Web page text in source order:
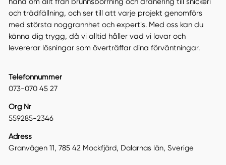
och trädfällning, och ser till att varje projekt genomförs
med största noggrannhet och expertis. Med oss kan du
känna dig trygg, då vi alltid håller vad vi lovar och
levererar lösningar som överträffar dina förväntningar.
Telefonnummer
073-070 45 27
Org Nr
559285-2346
Adress
Granvägen 11, 785 42 Mockfjärd, Dalarnas län, Sverige